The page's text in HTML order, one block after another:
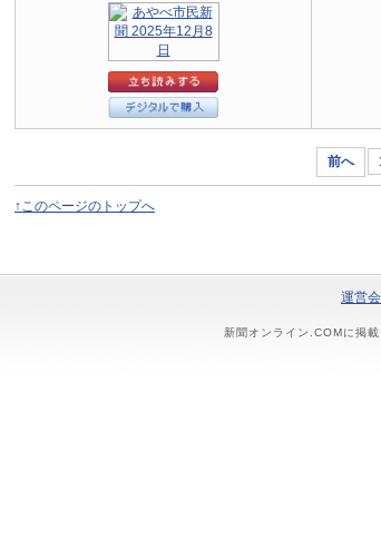
前へ
↑このページのトップへ
運営
新聞オンライン.COMに掲